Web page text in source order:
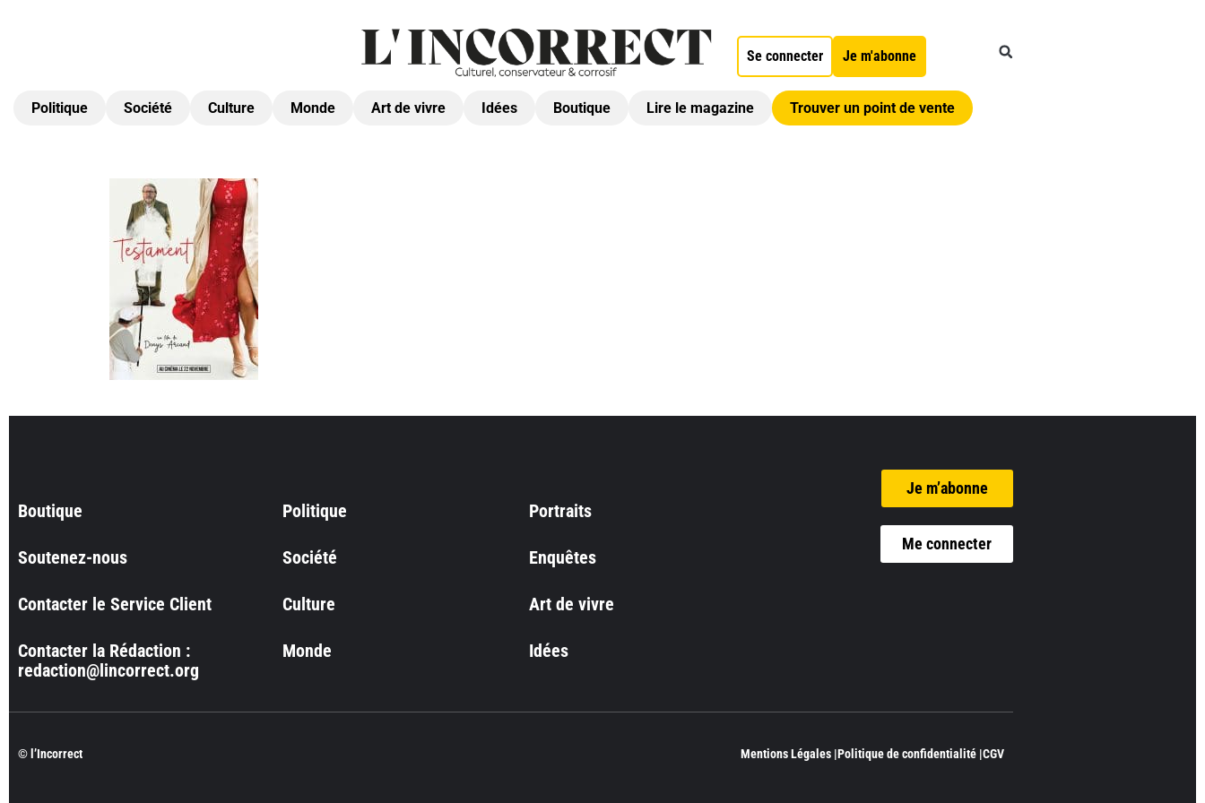
Se connecter Je m'abonne
Politique Société Culture Monde Art de vivre Idées Boutique Lire le magazine Trouver un point de vente
Boutique
Soutenez-nous
Contacter le Service Client
Contacter la Rédaction :
redaction@lincorrect.org
Politique
Société
Culture
Monde
Portraits
Enquêtes
Art de vivre
Idées
Je m’abonne
Me connecter
© l’Incorrect Mentions Légales |Politique de confidentialité |CGV